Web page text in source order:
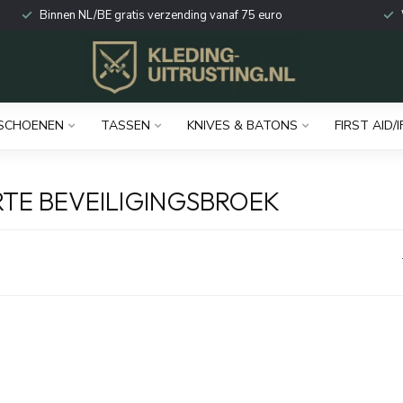
Binnen NL/BE gratis verzending vanaf 75 euro
TASSEN KNIVES & BATONS FIRST AID/
BEVEILIGINGSBROEK